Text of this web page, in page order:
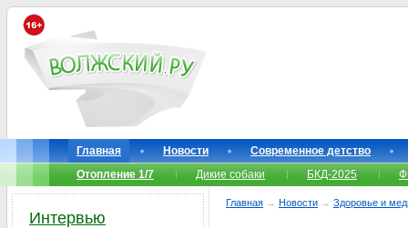
Главная Новости
Современное детство
Отопление 1/7
Дикие собаки БКД-2025
Главная → Новости → Здоровье и
Интервью